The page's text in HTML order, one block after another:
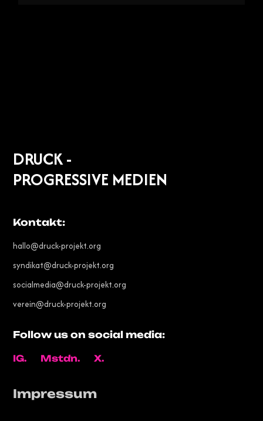
DRUCK -
PROGRESSIVE MEDIEN
Kontakt:
hallo@druck-projekt.org
syndikat@druck-projekt.org
socialmedia@druck-projekt.org
verein@druck-projekt.org
Follow us on social media:
IG. Mstdn. X.
Impressum